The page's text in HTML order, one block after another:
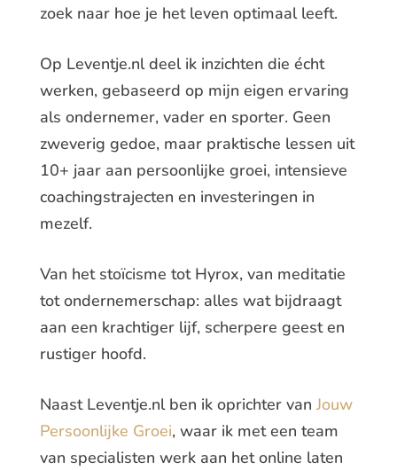
zoek naar hoe je het leven optimaal leeft.
Op Leventje.nl deel ik inzichten die écht
werken, gebaseerd op mijn eigen ervaring
als ondernemer, vader en sporter. Geen
zweverig gedoe, maar praktische lessen uit
10+ jaar aan persoonlijke groei, intensieve
coachingstrajecten en investeringen in
mezelf.
Van het stoïcisme tot Hyrox, van meditatie
tot ondernemerschap: alles wat bijdraagt
aan een krachtiger lijf, scherpere geest en
rustiger hoofd.
Naast Leventje.nl ben ik oprichter van Jouw
Persoonlijke Groei, waar ik met een team
van specialisten werk aan het online laten